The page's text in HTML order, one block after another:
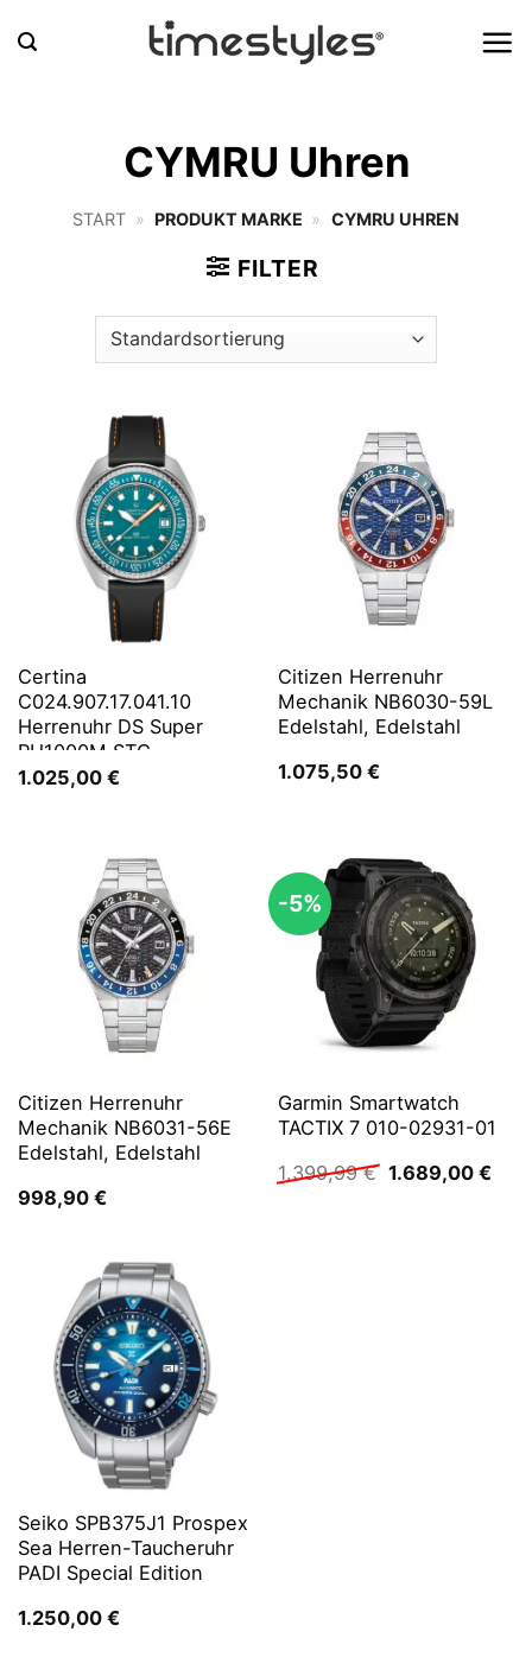
Inhalt
CYMRU Uhren
START » PRODUKT MARKE » CYMRU UHREN
FILTER
Certina
C024.907.17.041.10
Herrenuhr DS Super
PH1000M STC
1.025,00 €
Citizen Herrenuhr
Mechanik NB6030-59L
Edelstahl, Edelstahl
1.075,50 €
Citizen Herrenuhr
Mechanik NB6031-56E
Edelstahl, Edelstahl
998,90 €
-5%
Garmin Smartwatch
TACTIX 7 010-02931-01
1.399,99€ Ursprünglicher
1.689,00 €
Seiko SPB375J1 Prospex
Sea Herren-Taucheruhr
PADI Special Edition
1.250,00 €